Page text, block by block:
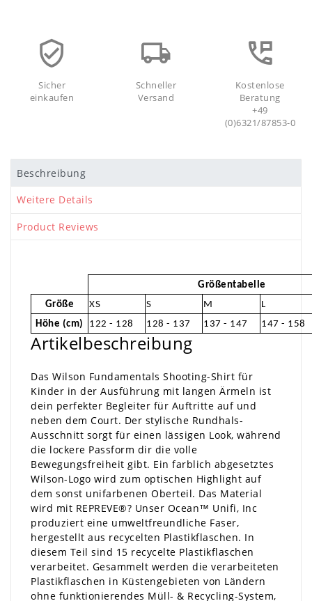
Sicher
einkaufen
Schneller
Versand
Kostenlose
Beratung
+49
(0)6321/87853-0
Beschreibung
Weitere Details
Product Reviews
Größentabelle
Größe
XS S M
L
Höhe (cm)
122 - 128 128 - 137 137 - 147 147 - 158
Artikelbeschreibung
Das Wilson Fundamentals Shooting-Shirt für
Kinder in der Ausführung mit langen Ärmeln ist
dein perfekter Begleiter für Auftritte auf und
neben dem Court. Der stylische Rundhals-
Ausschnitt sorgt für einen lässigen Look, während
die lockere Passform dir die volle
Bewegungsfreiheit gibt. Ein farblich abgesetztes
Wilson-Logo wird zum optischen Highlight auf
dem sonst unifarbenen Oberteil. Das Material
wird mit REPREVE®? Unser Ocean™ Unifi, Inc
produziert eine umweltfreundliche Faser,
hergestellt aus recycelten Plastikflaschen. In
diesem Teil sind 15 recycelte Plastikflaschen
verarbeitet. Gesammelt werden die verarbeiteten
Plastikflaschen in Küstengebieten von Ländern
ohne funktionierendes Müll- & Recycling-System,